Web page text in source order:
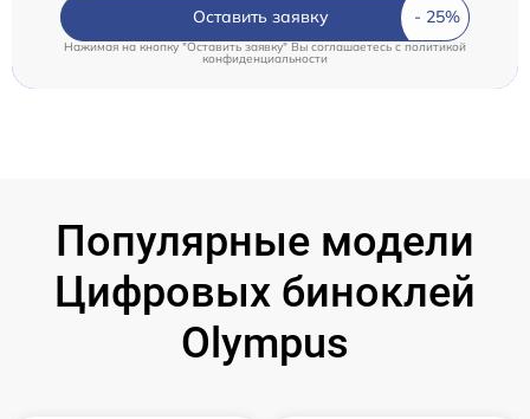
Оставить заявку
Нажимая на кнопку "Оставить заявку" Вы соглашаетесь c политикой
конфиденциальности
Популярные модели
Цифровых биноклей
Olympus